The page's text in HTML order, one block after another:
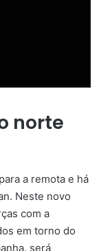
norte
a remota e há
Neste novo
com a
em torno do
será